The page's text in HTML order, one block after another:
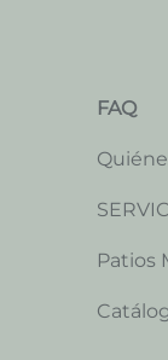
FAQ
Patios